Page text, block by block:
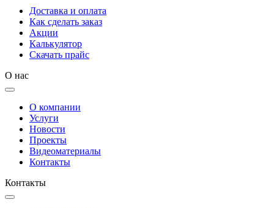
Доставка и оплата
Как сделать заказ
Акции
Калькулятор
Скачать прайс
О нас
О компании
Услуги
Новости
Проекты
Видеоматериалы
Контакты
Контакты